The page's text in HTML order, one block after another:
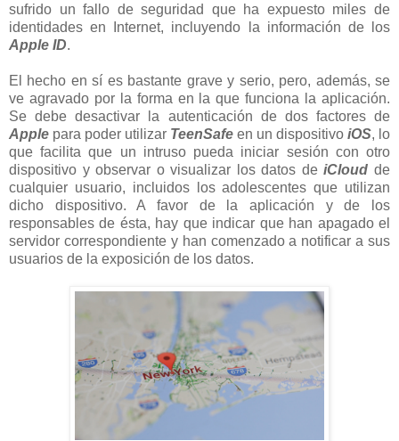
sufrido un fallo de seguridad que ha expuesto miles de
identidades en Internet, incluyendo la información de los
Apple ID.
El hecho en sí es bastante grave y serio, pero, además, se
ve agravado por la forma en la que funciona la aplicación.
Se debe desactivar la autenticación de dos factores de
Apple para poder utilizar TeenSafe en un dispositivo iOS, lo
que facilita que un intruso pueda iniciar sesión con otro
dispositivo y observar o visualizar los datos deiCloud de
cualquier usuario, incluidos los adolescentes que utilizan
dicho dispositivo. A favor de la aplicación y de los
responsables de ésta, hay que indicar que han apagado el
servidor correspondiente y han comenzado a notificar a sus
usuarios de la exposición de los datos.